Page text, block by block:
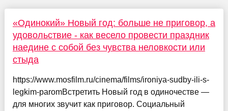
«Одинокий» Новый год: больше не приговор, а
удовольствие - как весело провести праздник
наедине с собой без чувства неловкости или
стыда
https://www.mosfilm.ru/cinema/films/ironiya-sudby-ili-s-
legkim-paromВстретить Новый год в одиночестве —
для многих звучит как приговор. Социальный